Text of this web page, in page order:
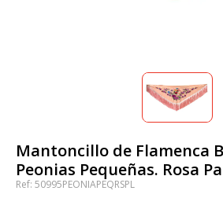
Mantoncillo de Flamenca
Peonias Pequeñas. Rosa
Ref: 50995PEONIAPEQRSPL